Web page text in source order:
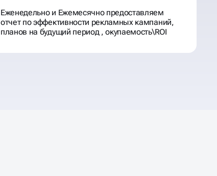
Еженедельно и Ежемесячно предоставляем
отчет по эффективности рекламных кампаний,
планов на будущий период , окупаемость\ROI